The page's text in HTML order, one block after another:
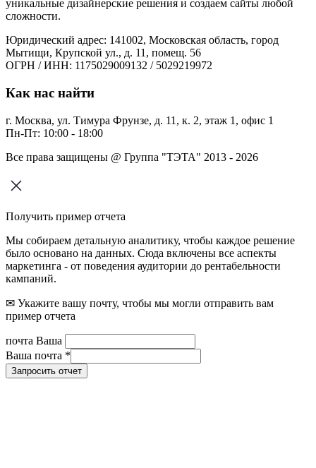
уникальные дизайнерские решения и создаем сайты любой
сложности.
Юридический адрес: 141002, Московская область, город
Мытищи, Крупской ул., д. 11, помещ. 56
ОГРН / ИНН: 1175029009132 / 5029219972
Как нас найти
г. Москва, ул. Тимура Фрунзе, д. 11, к. 2, этаж 1, офис 1
Пн-Пт: 10:00 - 18:00
Все права защищены @ Группа "ТЭТА" 2013 - 2026
Получить пример отчета
Мы собираем детальную аналитику, чтобы каждое решение
было основано на данных. Сюда включены все аспекты
маркетинга - от поведения аудитории до рентабельности
кампаний.
✉ Укажите вашу почту, чтобы мы могли отправить вам
пример отчета
почта Ваша
Ваша почта *
Запросить отчет